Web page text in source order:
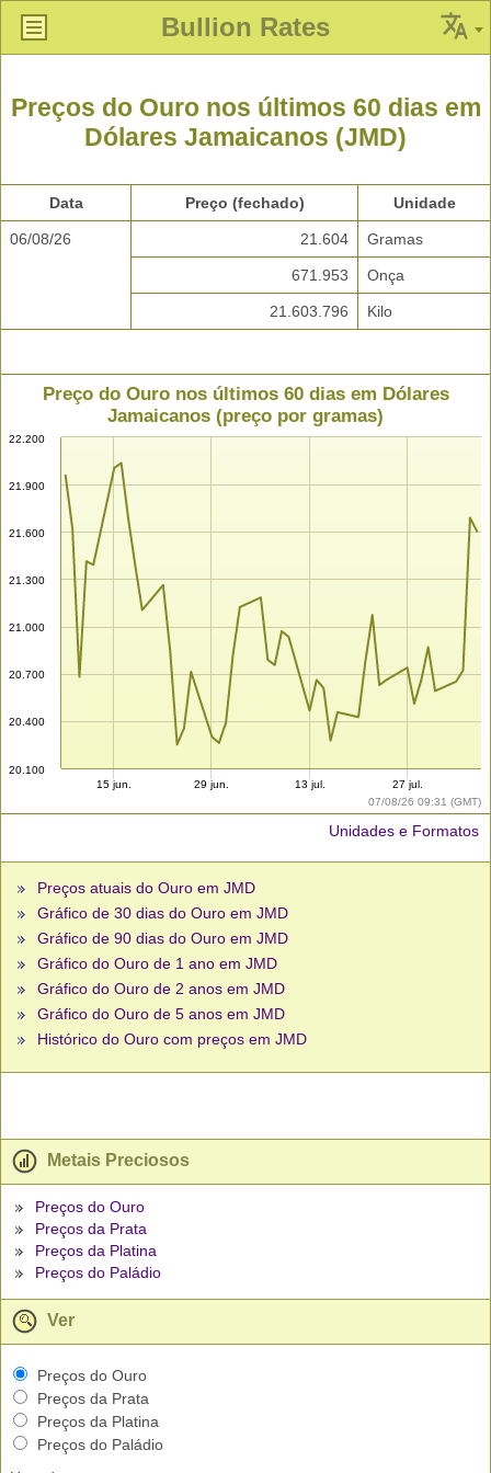
Bullion Rates
Preços do Ouro nos últimos 60 dias em
Dólares Jamaicanos (JMD)
Data Preço (fechado) Unidade
06/08/26 21.604 Gramas
671.953 Onça
21.603.796 Kilo
07/08/26 09:31 (GMT)
Preço do Ouro nos últimos 60 dias em Dólares
Jamaicanos (preço por gramas)
20.100
20.400
20.700
21.000
21.300
21.600
21.900
22.200
15 jun. 29 jun. 13 jul. 27 jul.
Unidades e Formatos
Preços atuais do Ouro em JMD
Gráfico de 30 dias do Ouro em JMD
Gráfico de 90 dias do Ouro em JMD
Gráfico do Ouro de 1 ano em JMD
Gráfico do Ouro de 2 anos em JMD
Gráfico do Ouro de 5 anos em JMD
Histórico do Ouro com preços em JMD
Metais Preciosos
Preços do Ouro
Preços da Prata
Preços da Platina
Preços do Paládio
Ver
Preços do Ouro
Preços da Prata
Preços da Platina
Preços do Paládio